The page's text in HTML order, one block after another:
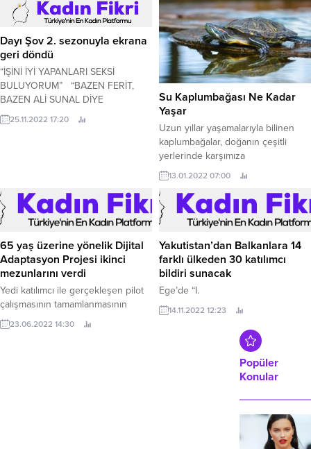
“NirvANA” yı iş süreçlerine entegre
etti.
sahipliği yapıyor.
Dayı Şov 2. sezonuyla ekrana
geri döndü
“İŞİNİ İYİ YAPANLARI SEKSİ
BULUYORUM” “BAZEN FERİT,
BAZEN ALİ SUNAL DİYE
ÇAĞIRIYORLAR” Uzun bekleyiş
sona erdi; Türkiye’nin tek canlı talk
giderdi.
25.11.2022 17:20
Su Kaplumbağası Ne Kadar
Yaşar
Uzun yıllar yaşamalarıyla bilinen
kaplumbağalar, doğanın çeşitli
yerlerinde karşımıza
çıkabilmektedir. Suda ve karada
yaşayan iki ana türe sahip olan
kaplumbağa çeşidi bulunmaktadır
ve genellikle su kaplumbağaları
insanlar tarafından evcil hayvan
olarak beslenmektedir. Bir
kaplumbağanın ortalama yaşı su
kaplumbağası mı yoksa kara
kaplumbağası mı olduğuna göre
değişmektedir. Su kaplumbağası ne
kadar...
13.01.2022 07:00
65 yaş üzerine yönelik Dijital
Adaptasyon Projesi ikinci
mezunlarını verdi
Yedi katılımcı ile gerçekleşen pilot
çalışmasının tamamlanmasının
ardından 50 kişiyle çok daha
kapsamlı hale gelen Dijital
23.06.2022 14:30
Yakutistan’dan Balkanlara 14
farklı ülkeden 30 katılımcı
bildiri sunacak
Ege’de “I.
14.11.2022 12:23
Popüler
Konular